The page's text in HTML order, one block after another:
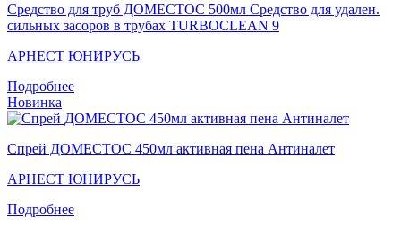
Средство для труб ДОМЕСТОС 500мл Средство для удален.
сильных засоров в трубах TURBOCLEAN 9
АРНЕСТ ЮНИРУСЬ
Подробнее
Новинка
Спрей ДОМЕСТОС 450мл активная пена Антиналет
АРНЕСТ ЮНИРУСЬ
Подробнее